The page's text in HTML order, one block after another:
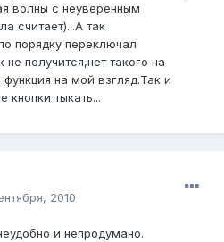
волны с неуверенным
считает)...А так
порядку переключал
получится,нет такого на
функция на мой взгляд.Так и
кнопки тыкать...
2010
и непродумано.